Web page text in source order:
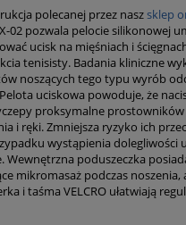
polecanej przez naszsklep
02 pozwala pelocie silikonowej
ucisk na mięśniach i
tenisisty. Badania kliniczne
noszących tego typu wyrób
uciskowa powoduje, że
proksymalne prostowników
i ręki. Zmniejsza ryzyko ich
wystąpienia dolegliwości
Wewnętrzna poduszeczka
mikromasaż podczas noszenia,
i taśma VELCRO ułatwiają